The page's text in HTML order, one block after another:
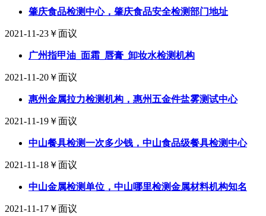
肇庆食品检测中心，肇庆食品安全检测部门地址
2021-11-23 ￥面议
广州指甲油_面霜_唇膏_卸妆水检测机构
2021-11-20 ￥面议
惠州金属拉力检测机构，惠州五金件盐雾测试中心
2021-11-19 ￥面议
中山餐具检测一次多少钱，中山食品级餐具检测中心
2021-11-18 ￥面议
中山金属检测单位，中山哪里检测金属材料机构知名
2021-11-17 ￥面议